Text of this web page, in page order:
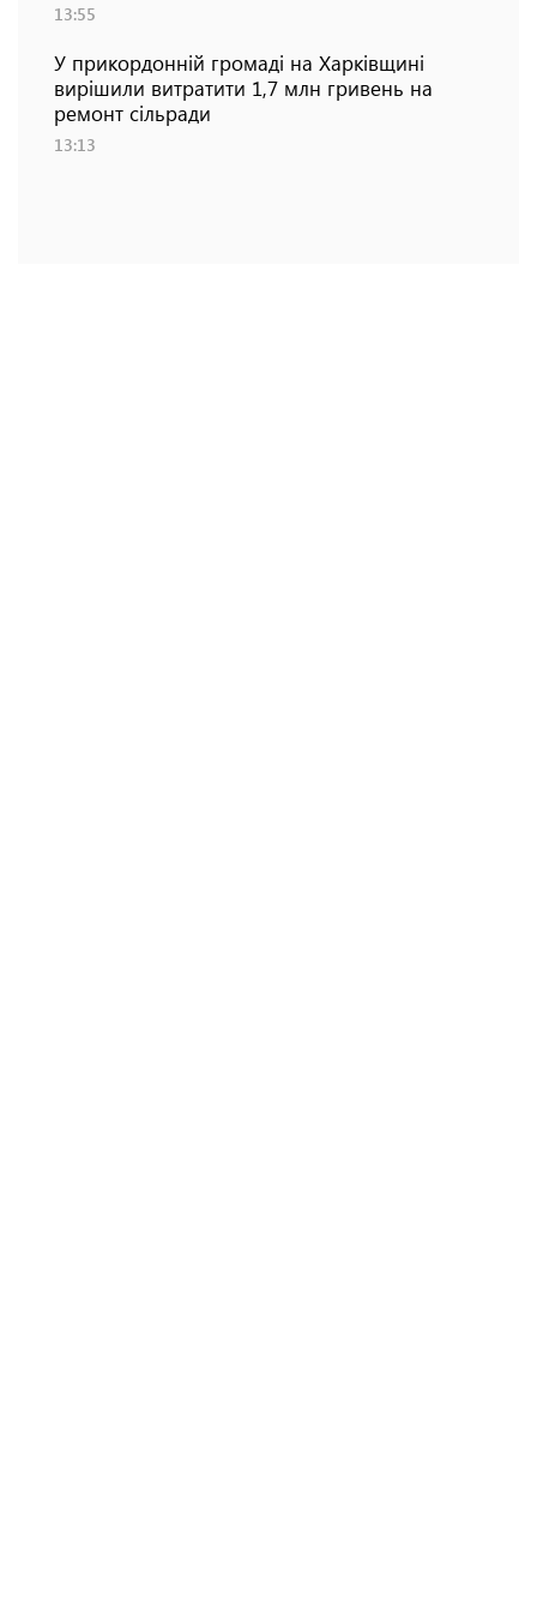
13:55
У прикордонній громаді на Харківщині
вирішили витратити 1,7 млн гривень на
ремонт сільради
13:13